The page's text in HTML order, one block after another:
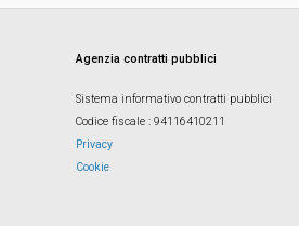
Agenzia contratti pubblici
Sistema informativo contratti pubblici
Codice fiscale : 94116410211
Privacy
Cookie